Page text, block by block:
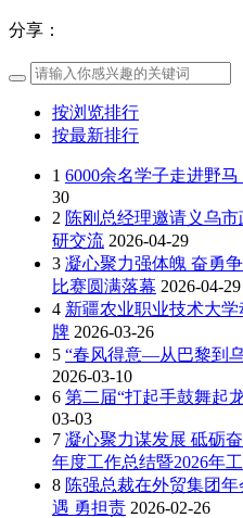
分享：
按浏览排行
按最新排行
1 6000余名学子走进野
30
2 陈刚总经理邀请义乌
研交流 2026-04-29
3 凝心聚力强体魄 奋勇
比赛圆满落幕 2026-04-29
4 新疆农业职业技术大
牌 2026-03-26
5 “春风得意—从巴黎到
2026-03-10
6 第二届“打起手鼓舞起
03-03
7 凝心聚力谋发展 砥砺
年度工作总结暨2026年
8 陈强总裁在外贸集团
遇 勇担责 2026-02-26